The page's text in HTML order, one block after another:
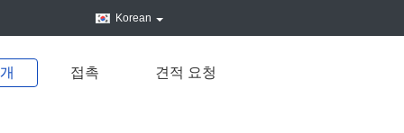
Korean
접촉 견적 요청